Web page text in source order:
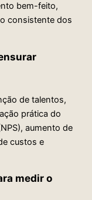
bem-feito,
consistente dos
de talentos,
prática do
aumento de
custos e
medir o